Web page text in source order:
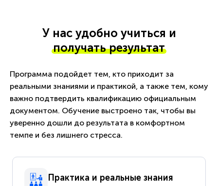
У нас удобно учиться и
получать результат
Программа подойдет тем, кто приходит за
реальными знаниями и практикой, а также тем, кому
важно подтвердить квалификацию официальным
документом. Обучение выстроено так, чтобы вы
уверенно дошли до результата в комфортном
темпе и без лишнего стресса.
Практика и реальные знания